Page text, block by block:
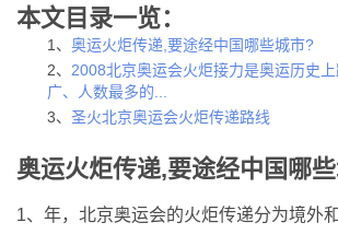
本文目录一览：
1、 奥运火炬传递,要途经中国哪些城市?
2、 2008北京奥运会火炬接力是奥运历史
广、人数最多的...
3、 圣火北京奥运会火炬传递路线
奥运火炬传递,要途经中国哪
1、年，北京奥运会的火炬传递分为境外